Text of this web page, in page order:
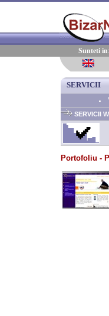
Sunteti in:
SERVICII
SERVICII
Portofoliu -